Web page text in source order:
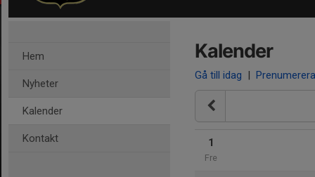
Hem
Nyheter
Kalender
Kontakt
Kalender
Gå till idag | Prenumerera
1
Fre